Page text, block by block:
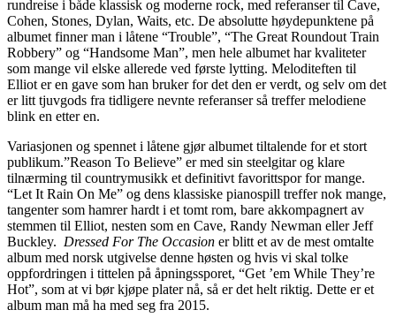
rundreise i både klassisk og moderne rock, med referanser til Cave,
Cohen, Stones, Dylan, Waits, etc. De absolutte høydepunktene på
albumet finner man i låtene “Trouble”, “The Great Roundout Train
Robbery” og “Handsome Man”, men hele albumet har kvaliteter
som mange vil elske allerede ved første lytting. Meloditeften til
Elliot er en gave som han bruker for det den er verdt, og selv om det
er litt tjuvgods fra tidligere nevnte referanser så treffer melodiene
blink en etter en.
Variasjonen og spennet i låtene gjør albumet tiltalende for et stort
publikum.”Reason To Believe” er med sin steelgitar og klare
tilnærming til countrymusikk et definitivt favorittspor for mange.
“Let It Rain On Me” og dens klassiske pianospill treffer nok mange,
tangenter som hamrer hardt i et tomt rom, bare akkompagnert av
stemmen til Elliot, nesten som en Cave, Randy Newman eller Jeff
Buckley. Dressed For The Occasion er blitt et av de mest omtalte
album med norsk utgivelse denne høsten og hvis vi skal tolke
oppfordringen i tittelen på åpningssporet, “Get ’em While They’re
Hot”, som at vi bør kjøpe plater nå, så er det helt riktig. Dette er et
album man må ha med seg fra 2015.